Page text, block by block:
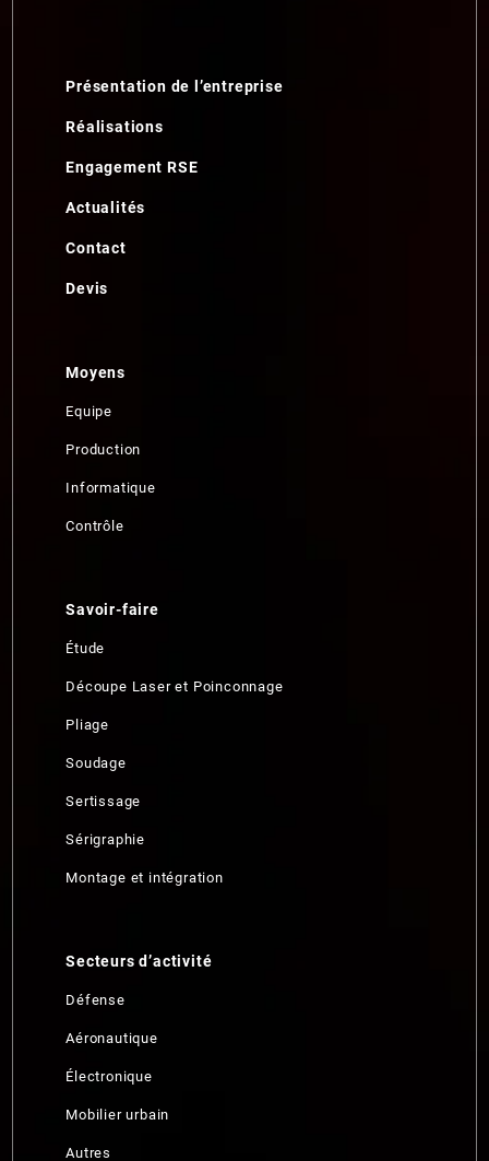
Présentation de l’entreprise
Réalisations
Engagement RSE
Actualités
Contact
Devis
Moyens
Equipe
Production
Informatique
Contrôle
Savoir-faire
Étude
Découpe Laser et Poinconnage
Pliage
Soudage
Sertissage
Sérigraphie
Montage et intégration
Secteurs d’activité
Défense
Aéronautique
Électronique
Mobilier urbain
Autres